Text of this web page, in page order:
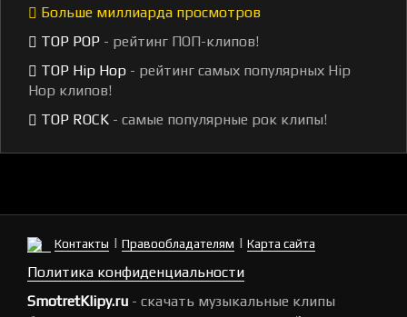
Больше миллиарда просмотров
TOP POP - рейтинг ПОП-клипов!
TOP Hip Hop - рейтинг самых популярных Hip
Hop клипов!
TOP ROCK - самые популярные рок клипы!
Контакты | Правообладателям | Карта сайта
Политика конфиденциальности
SmotretKlipy.ru - скачать музыкальные клипы